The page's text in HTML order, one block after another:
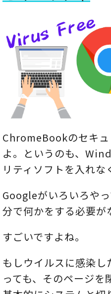
ChromeBookのセキ
よ。というのも、
リティソフトを入れな
Googleがいろいろや
分で何かをする必要が
すごいですよね。
もしウイルスに感染し
っても、そのページを